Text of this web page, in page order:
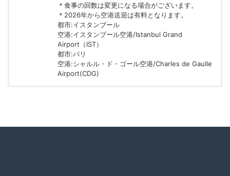
＊食事の回数は変更になる場合がございます。
＊2026年から空港送迎は有料となります。
都市:イスタンブール
空港:イスタンブール空港/Istanbul Grand
Airport（IST）
都市:パリ
空港:シャルル・ド・ゴール空港/Charles de Gaulle
Airport(CDG)